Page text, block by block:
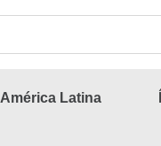
América Latina